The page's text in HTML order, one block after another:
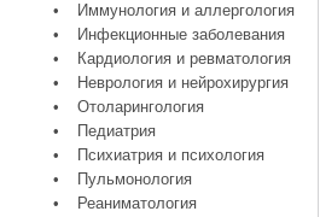
•
Иммунология и аллергология
•
Инфекционные заболевания
•
Кардиология и ревматология
•
Неврология и нейрохирургия
•
Отоларингология
•
Педиатрия
•
Психиатрия и психология
•
Пульмонология
•
Реаниматология